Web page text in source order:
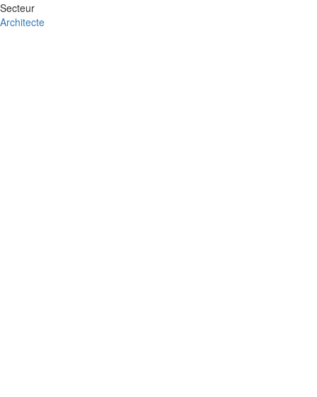
Secteur
Architecte